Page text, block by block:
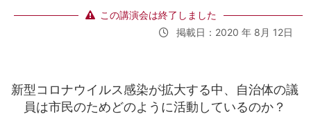
この講演会は終了しました
掲載日：2020 年 8月 12日
新型コロナウイルス感染が拡大する中、自治体の議
員は市民のためどのように活動しているのか？